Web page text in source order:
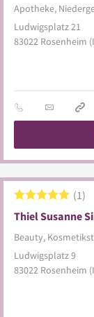
Apotheke,
Ludwigsplatz 21
83022 Rosenheim
Thiel Susanne
Beauty,
1
Ludwigsplatz 9
83022 Rosenheim